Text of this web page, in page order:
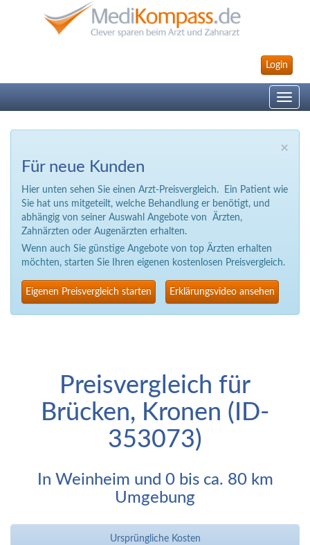
Login
Toggle
×
Für neue Kunden
Hier unten sehen Sie einen Arzt-Preisvergleich. Ein Patient wie
Sie hat uns mitgeteilt, welche Behandlung er benötigt, und
abhängig von seiner Auswahl Angebote von Ärzten,
Zahnärzten oder Augenärzten erhalten.
Wenn auch Sie günstige Angebote von top Ärzten erhalten
möchten, starten Sie Ihren eigenen kostenlosen Preisvergleich.
Eigenen Preisvergleich starten Erklärungsvideo ansehen
Preisvergleich für
Brücken, Kronen (ID-
353073)
In Weinheim und 0 bis ca. 80 km
Umgebung
Ursprüngliche Kosten